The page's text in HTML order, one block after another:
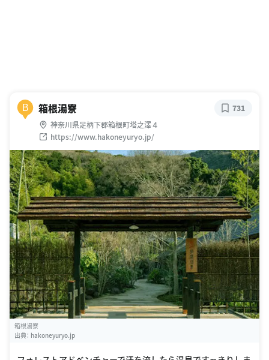
B 箱根湯寮
神奈川県足柄下郡箱根町塔之澤４
https://www.hakoneyuryo.jp/
731
箱根湯寮
出典： hakoneyuryo.jp